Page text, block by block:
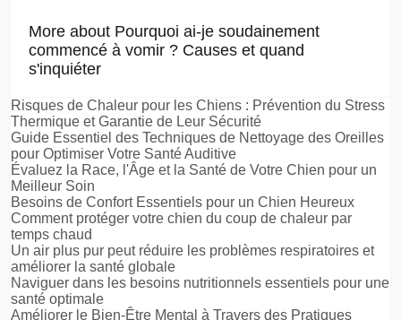
More about Pourquoi ai-je soudainement
commencé à vomir ? Causes et quand
s'inquiéter
Risques de Chaleur pour les Chiens : Prévention du Stress
Thermique et Garantie de Leur Sécurité
Guide Essentiel des Techniques de Nettoyage des Oreilles
pour Optimiser Votre Santé Auditive
Évaluez la Race, l'Âge et la Santé de Votre Chien pour un
Meilleur Soin
Besoins de Confort Essentiels pour un Chien Heureux
Comment protéger votre chien du coup de chaleur par
temps chaud
Un air plus pur peut réduire les problèmes respiratoires et
améliorer la santé globale
Naviguer dans les besoins nutritionnels essentiels pour une
santé optimale
Améliorer le Bien-Être Mental à Travers des Pratiques